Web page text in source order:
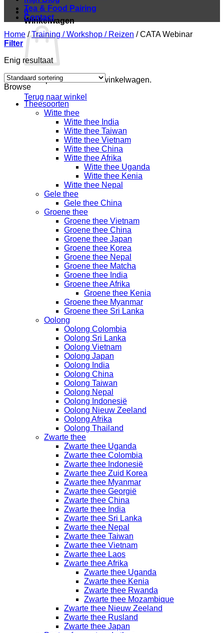
0
Winkelwagen
Geen producten in de winkelwagen.
Terug naar winkel
Tea & Food Pairing
Contact
Home / Training / Workshop / Reizen /CATA Webinar
Filter
Enig resultaat
Browse
Theesoorten
Witte thee
Witte thee India
Witte thee Taiwan
Witte thee Vietnam
Witte thee China
Witte thee Afrika
Witte thee Uganda
Witte thee Kenia
Witte thee Nepal
Gele thee
Gele thee China
Groene thee
Groene thee Vietnam
Groene thee China
Groene thee Japan
Groene thee Korea
Groene thee Nepal
Groene thee Matcha
Groene thee India
Groene thee Afrika
Groene thee Kenia
Groene thee Myanmar
Groene thee Sri Lanka
Oolong
Oolong Colombia
Oolong Sri Lanka
Oolong Vietnam
Oolong Japan
Oolong India
Oolong China
Oolong Taiwan
Oolong Nepal
Oolong Indonesië
Oolong Nieuw Zeeland
Oolong Afrika
Oolong Thailand
Zwarte thee
Zwarte thee Uganda
Zwarte thee Colombia
Zwarte thee Indonesië
Zwarte thee Zuid Korea
Zwarte thee Myanmar
Zwarte thee Georgië
Zwarte thee China
Zwarte thee India
Zwarte thee Sri Lanka
Zwarte thee Nepal
Zwarte thee Taiwan
Zwarte thee Vietnam
Zwarte thee Laos
Zwarte thee Afrika
Zwarte thee Uganda
Zwarte thee Kenia
Zwarte thee Rwanda
Zwarte thee Mozambique
Zwarte thee Nieuw Zeeland
Zwarte thee Rusland
Zwarte thee Japan